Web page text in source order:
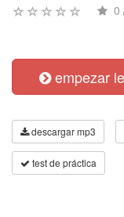
0
empezar
descargar mp3
test de práctica